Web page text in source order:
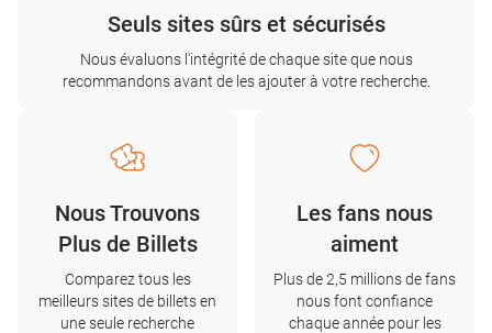
Seuls sites sûrs et sécurisés
Nous évaluons l'intégrité de chaque site que nous
recommandons avant de les ajouter à votre recherche.
Nous Trouvons
Plus de Billets
Comparez tous les
meilleurs sites de billets en
une seule recherche
Les fans nous
aiment
Plus de 2,5 millions de fans
nous font confiance
chaque année pour les